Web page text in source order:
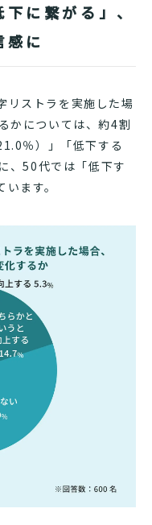
に繋がる」、
に
リストラを実施した場
かについては、約4割
％）」「低下する
、50代では「低下す
ます。